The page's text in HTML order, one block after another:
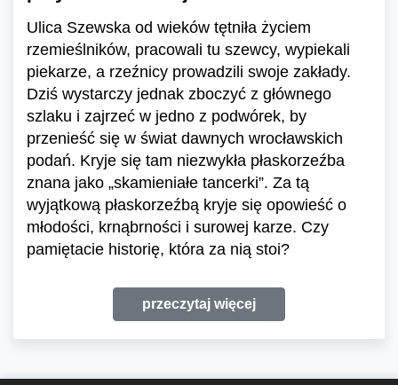
Ulica Szewska od wieków tętniła życiem
rzemieślników, pracowali tu szewcy, wypiekali
piekarze, a rzeźnicy prowadzili swoje zakłady.
Dziś wystarczy jednak zboczyć z głównego
szlaku i zajrzeć w jedno z podwórek, by
przenieść się w świat dawnych wrocławskich
podań. Kryje się tam niezwykła płaskorzeźba
znana jako „skamieniałe tancerki”. Za tą
wyjątkową płaskorzeźbą kryje się opowieść o
młodości, krnąbrności i surowej karze. Czy
pamiętacie historię, która za nią stoi?
przeczytaj więcej